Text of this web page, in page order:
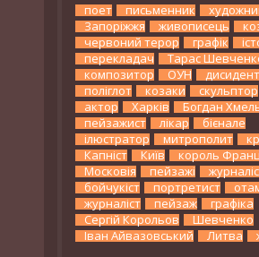
поет письменник
Запоріжжя
живописець
червоний терор
графік
перекладач
Тарас
композитор
ОУН дисидент
поліглот
козаки скульптор
актор
Харків
Богдан
пейзажист
лікар
бієнале
ілюстратор
митрополит
Капніст
Київ
король
Московія
пейзажі
бойчукіст
портретист
журналіст
пейзаж
графіка
Сергій Корольов
Шевченко
Іван Айвазовський
Литва